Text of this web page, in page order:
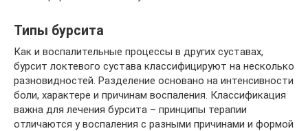
Типы бурсита
Как и воспалительные процессы в других суставах,
бурсит локтевого сустава классифицируют на несколько
разновидностей. Разделение основано на интенсивности
боли, характере и причинам воспаления. Классификация
важна для лечения бурсита – принципы терапии
отличаются у воспаления с разными причинами и формой